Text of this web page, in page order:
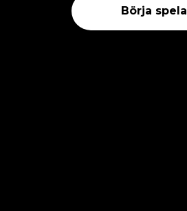
Börja spela